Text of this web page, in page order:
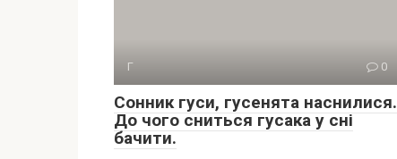
Г 0
Сонник гуси, гусенята наснилися.
До чого сниться гусака у сні
бачити.